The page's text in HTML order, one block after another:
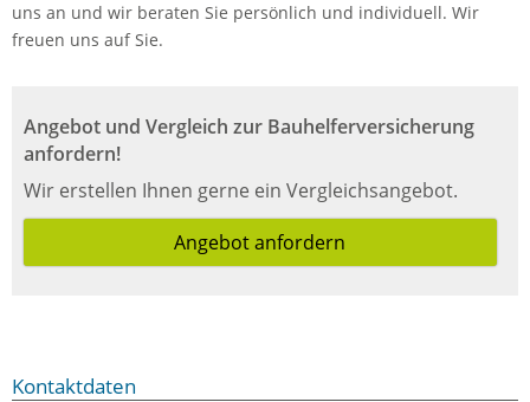
uns an und wir beraten Sie persönlich und individuell. Wir
freuen uns auf Sie.
Angebot und Vergleich zur Bauhelferversicherung
anfordern!
Wir erstellen Ihnen gerne ein Vergleichsangebot.
Angebot anfordern
Kontaktdaten